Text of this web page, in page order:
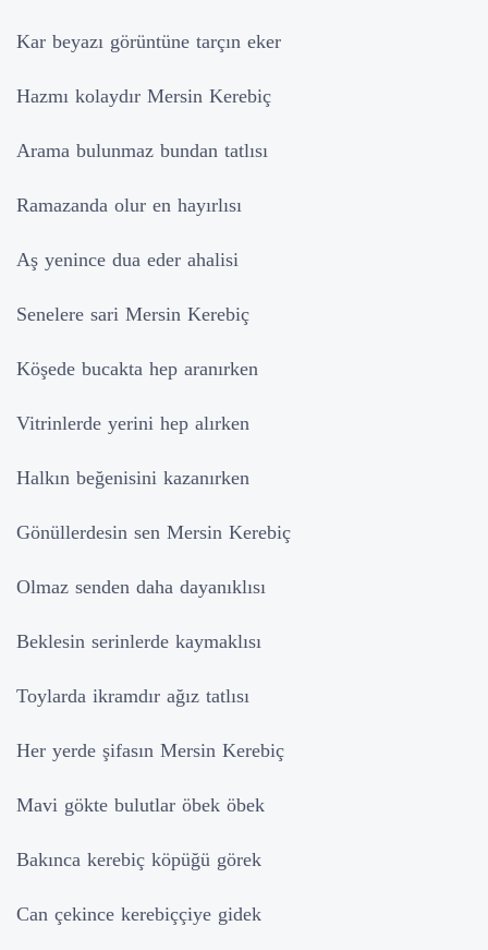
Kar beyazı görüntüne tarçın eker
Hazmı kolaydır Mersin Kerebiç
Arama bulunmaz bundan tatlısı
Ramazanda olur en hayırlısı
Aş yenince dua eder ahalisi
Senelere sari Mersin Kerebiç
Köşede bucakta hep aranırken
Vitrinlerde yerini hep alırken
Halkın beğenisini kazanırken
Gönüllerdesin sen Mersin Kerebiç
Olmaz senden daha dayanıklısı
Beklesin serinlerde kaymaklısı
Toylarda ikramdır ağız tatlısı
Her yerde şifasın Mersin Kerebiç
Mavi gökte bulutlar öbek öbek
Bakınca kerebiç köpüğü görek
Can çekince kerebiççiye gidek